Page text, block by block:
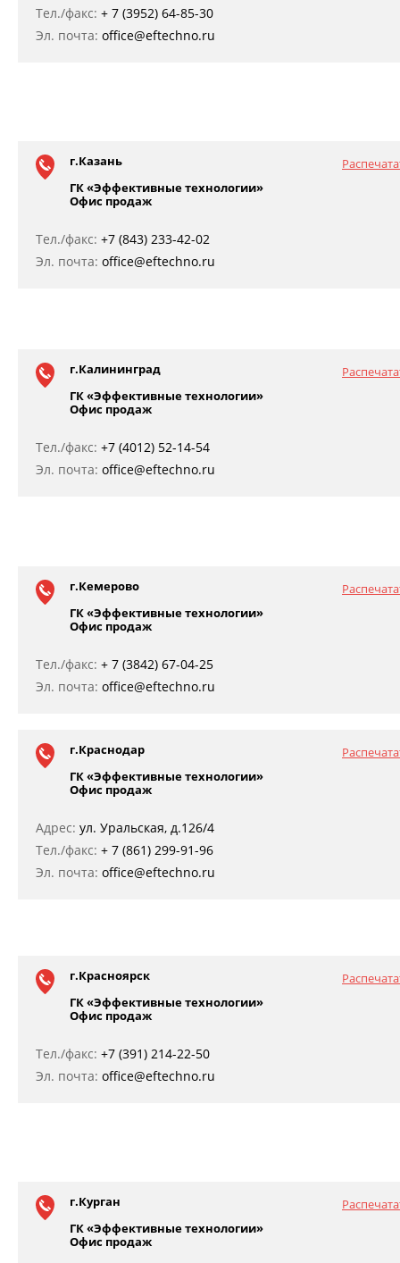
Тел./факс: + 7 (3952) 64-85-30
Эл. почта: office@eftechno.ru
г.Казань
ГК «Эффективные технологии»
Офис продаж
Тел./факс: +7 (843) 233-42-02
Эл. почта: office@eftechno.ru
г.Калининград
ГК «Эффективные технологии»
Офис продаж
Тел./факс: +7 (4012) 52-14-54
Эл. почта: office@eftechno.ru
г.Кемерово
ГК «Эффективные технологии»
Офис продаж
Тел./факс: + 7 (3842) 67-04-25
Эл. почта: office@eftechno.ru
г.Краснодар
ГК «Эффективные технологии»
Офис продаж
Адрес: ул. Уральская, д.126/4
Тел./факс: + 7 (861) 299-91-96
Эл. почта: office@eftechno.ru
г.Красноярск
ГК «Эффективные технологии»
Офис продаж
Тел./факс: +7 (391) 214-22-50
Эл. почта: office@eftechno.ru
г.Курган
ГК «Эффективные технологии»
Офис продаж